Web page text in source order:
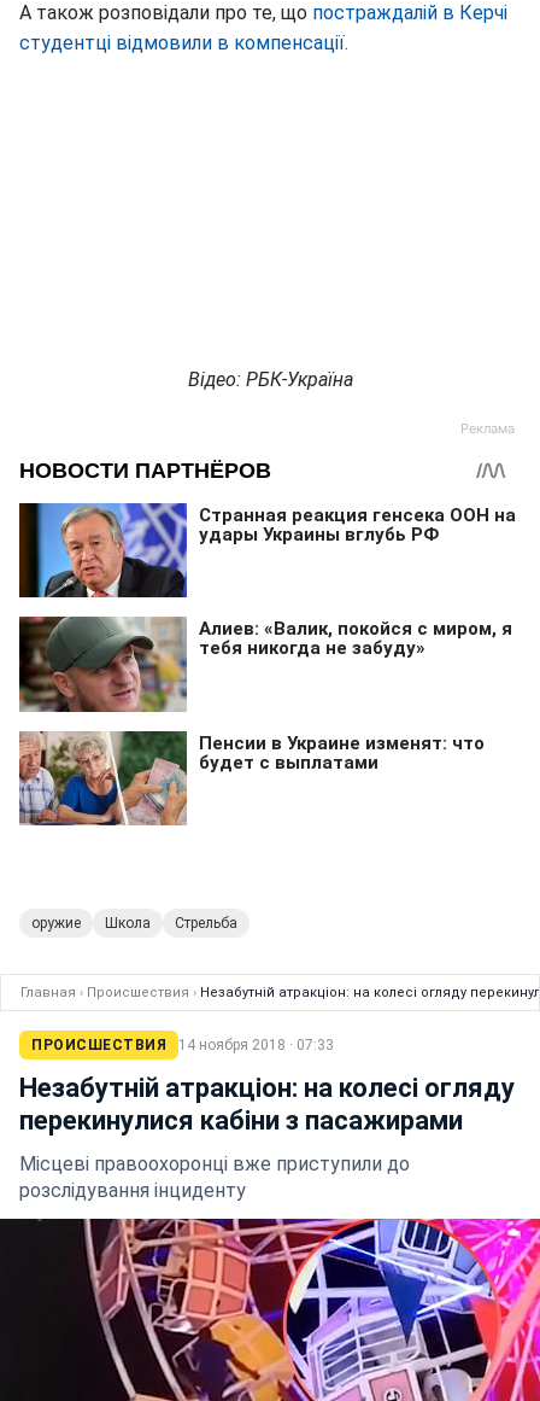
А також розповідали про те, що постраждалій в Керчі
студентці відмовили в компенсації.
Відео: РБК-Україна
оружие Школа Стрельба
Главная › Происшествия › Незабутній атракціон: на колесі огляду
ПРОИСШЕСТВИЯ 14 ноября 2018 · 07:33
Незабутній атракціон: на колесі огляду
перекинулися кабіни з пасажирами
Місцеві правоохоронці вже приступили до
розслідування інциденту